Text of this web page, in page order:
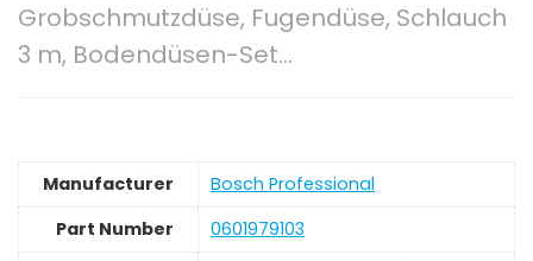
Grobschmutzdüse, Fugendüse, Schlauch
3 m, Bodendüsen-Set…
Manufacturer
‎Bosch Professional
Part Number
‎0601979103